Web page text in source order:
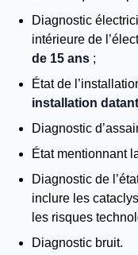
Diagnostic
intérieure de
de 15 ans ;
État de
installation
Diagnostic
État mentionnant
Diagnostic de
inclure les
les risques
Diagnostic bruit.